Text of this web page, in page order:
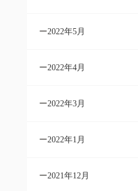
2022年5月
2022年4月
2022年3月
2022年1月
2021年12月